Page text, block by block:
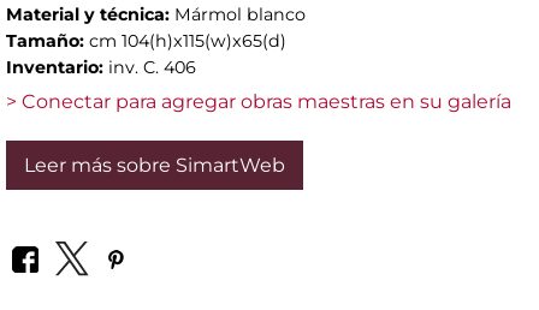
Material y técnica: Mármol blanco
Tamaño: cm 104(h)x115(w)x65(d)
Inventario: inv. C. 406
> Conectar para agregar obras maestras en su galería
Leer más sobre SimartWeb